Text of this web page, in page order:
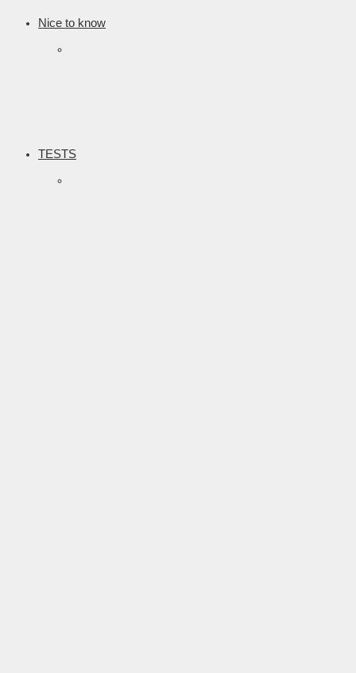
Nice to know
TESTS